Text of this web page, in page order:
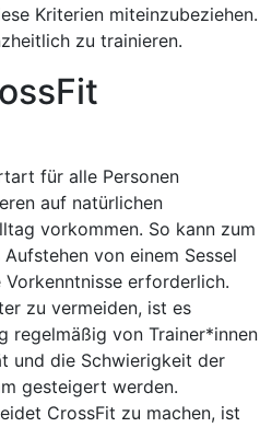
Kriterien miteinzubeziehen.
zu trainieren.
für alle Personen
auf natürlichen
vorkommen. So kann zum
von einem Sessel
Vorkenntnisse erforderlich.
zu vermeiden, ist es
regelmäßig von Trainer*innen
und die Schwierigkeit der
gesteigert werden.
CrossFit zu machen, ist